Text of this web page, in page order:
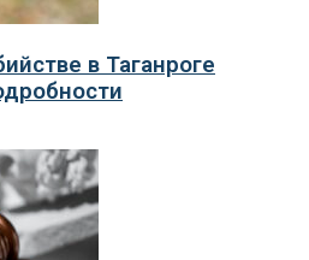
в Таганроге